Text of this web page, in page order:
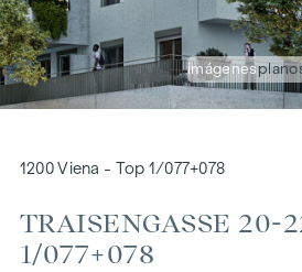
imágenes
1200 Viena - Top 1/077+078
TRAISENGASSE 20-
1/077+078